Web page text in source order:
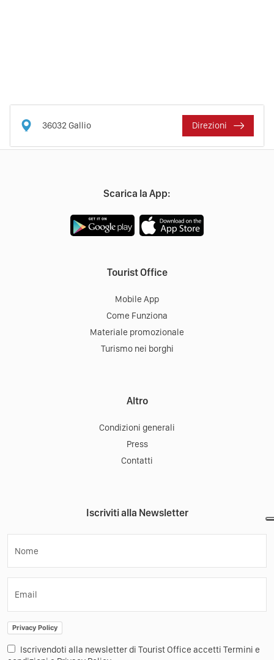
Scarica la App:
Tourist Office
Mobile App
Come Funziona
Condizioni generali
Contatti